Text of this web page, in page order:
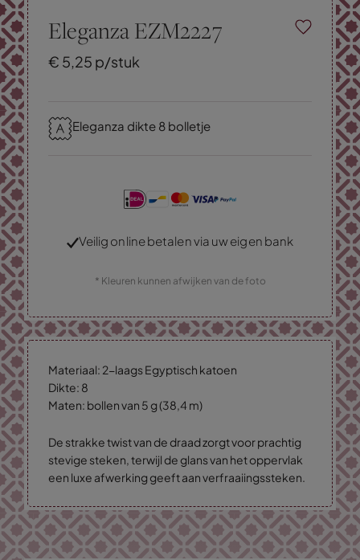
Eleganza EZM2227
€ 5,25 p/stuk
Eleganza dikte 8 bolletje
Veilig online betalen via uw eigen bank
* Kleuren kunnen afwijken van de foto
Materiaal: 2-laags Egyptisch katoen
Dikte: 8
Maten: bollen van 5 g (38,4 m)
De strakke twist van de draad zorgt voor prachtig
stevige steken, terwijl de glans van het oppervlak
een luxe afwerking geeft aan verfraaiingssteken.